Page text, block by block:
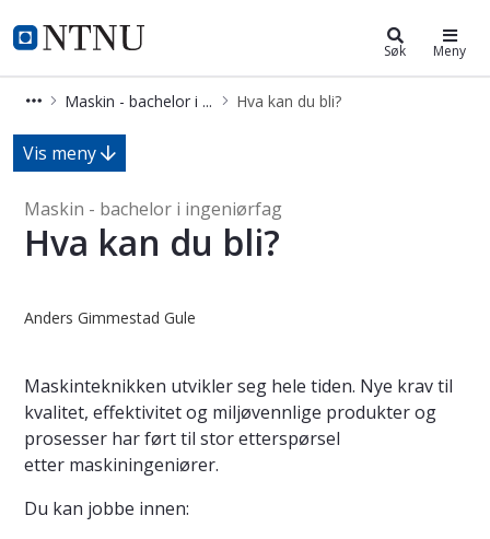
NTNU Hjemmeside
Maskin - bachelor i ingeniørfag
Søk Meny
Maskin - bachelor i ingeniørfag Hva kan du bli?
Hva kan du bli? - Maskin - bachelor
Vis meny
Maskin - bachelor i ingeniørfag
Hva kan du bli?
Anders Gimmestad Gule
Maskinteknikken utvikler seg hele tiden. Nye krav til
kvalitet, effektivitet og miljøvennlige produkter og
prosesser har ført til stor etterspørsel
etter maskiningeniører.
Du kan jobbe innen: